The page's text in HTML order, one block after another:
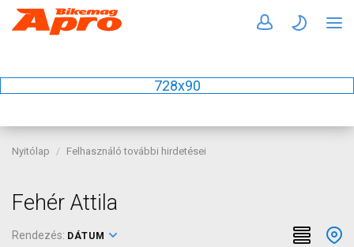
728x90
Nyitólap Felhasználó további hirdetései
Fehér Attila
Rendezés: DÁTUM